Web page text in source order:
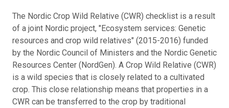
The Nordic Crop Wild Relative (CWR) checklist is a result
of a joint Nordic project, "Ecosystem services: Genetic
resources and crop wild relatives" (2015-2016) funded
by the Nordic Council of Ministers and the Nordic Genetic
Resources Center (NordGen). A Crop Wild Relative (CWR)
is a wild species that is closely related to a cultivated
crop. This close relationship means that properties in a
CWR can be transferred to the crop by traditional